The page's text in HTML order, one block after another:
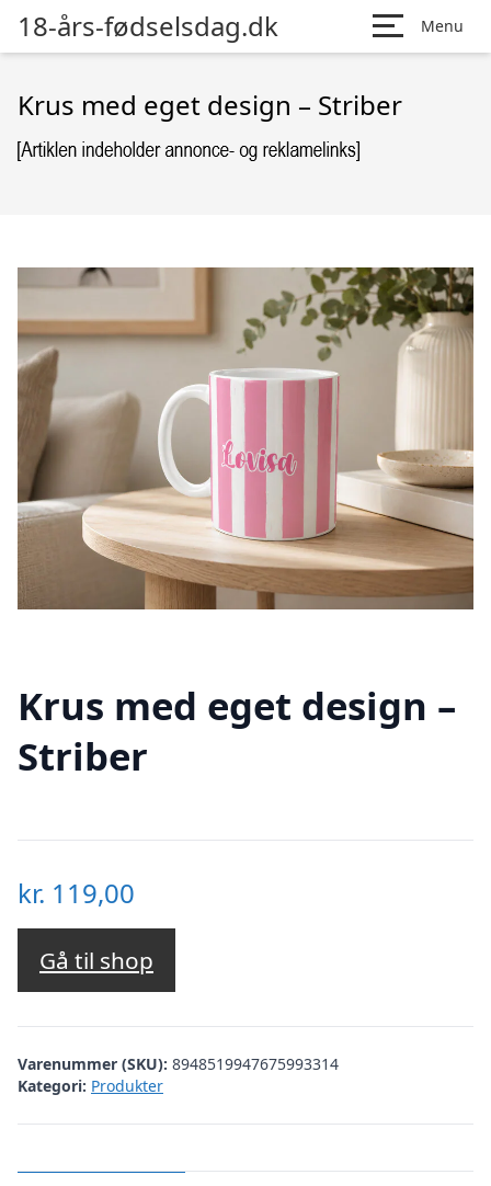
18-års-fødselsdag.dk Menu
Krus med eget design – Striber
Krus med eget design –
Striber
kr. 119,00
Gå til shop
Varenummer (SKU): 8948519947675993314
Kategori: Produkter